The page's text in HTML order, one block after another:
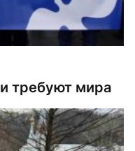
требуют мира